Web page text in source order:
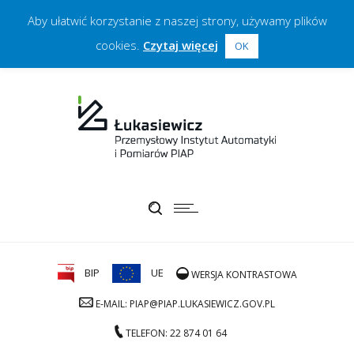
BIP UE WERSJA KONTRASTOWA
E-MAIL: PIAP@PIAP.LUKASIEWICZ.GOV.PL
TELEFON: 22 874 01 64
Aby ułatwić korzystanie z naszej strony, używamy plików
cookies. Czytaj więcej OK